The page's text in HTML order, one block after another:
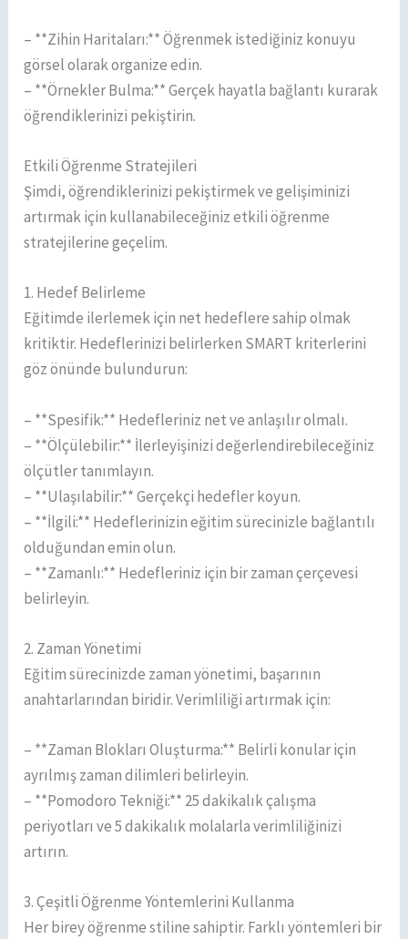
– **Zihin Haritaları:** Öğrenmek istediğiniz konuyu
görsel olarak organize edin.
– **Örnekler Bulma:** Gerçek hayatla bağlantı kurarak
öğrendiklerinizi pekiştirin.
Etkili Öğrenme Stratejileri
Şimdi, öğrendiklerinizi pekiştirmek ve gelişiminizi
artırmak için kullanabileceğiniz etkili öğrenme
stratejilerine geçelim.
1. Hedef Belirleme
Eğitimde ilerlemek için net hedeflere sahip olmak
kritiktir. Hedeflerinizi belirlerken SMART kriterlerini
göz önünde bulundurun:
– **Spesifik:** Hedefleriniz net ve anlaşılır olmalı.
– **Ölçülebilir:** İlerleyişinizi değerlendirebileceğiniz
ölçütler tanımlayın.
– **Ulaşılabilir:** Gerçekçi hedefler koyun.
– **İlgili:** Hedeflerinizin eğitim sürecinizle bağlantılı
olduğundan emin olun.
– **Zamanlı:** Hedefleriniz için bir zaman çerçevesi
belirleyin.
2. Zaman Yönetimi
Eğitim sürecinizde zaman yönetimi, başarının
anahtarlarından biridir. Verimliliği artırmak için:
– **Zaman Blokları Oluşturma:** Belirli konular için
ayrılmış zaman dilimleri belirleyin.
– **Pomodoro Tekniği:** 25 dakikalık çalışma
periyotları ve 5 dakikalık molalarla verimliliğinizi
artırın.
3. Çeşitli Öğrenme Yöntemlerini Kullanma
Her birey öğrenme stiline sahiptir. Farklı yöntemleri bir